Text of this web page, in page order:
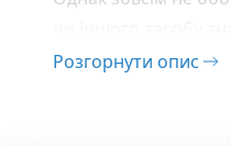
косметики. Активи,
Розгорнути опис